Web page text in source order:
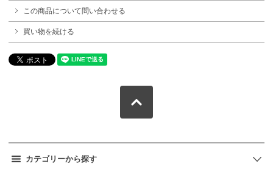
この商品について問い合わせる
買い物を続ける
カテゴリーから探す